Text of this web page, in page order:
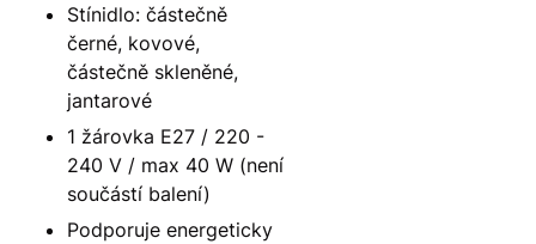
Stínidlo: částečně
černé, kovové,
částečně skleněné,
jantarové
1 žárovka E27 / 220 -
240 V / max 40 W (není
součástí balení)
Podporuje energeticky